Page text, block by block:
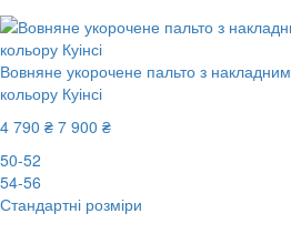
Вовняне укорочене пальто з
кольору Куінсі
4 790 ₴ 7 900 ₴
50-52
54-56
Стандартні розміри